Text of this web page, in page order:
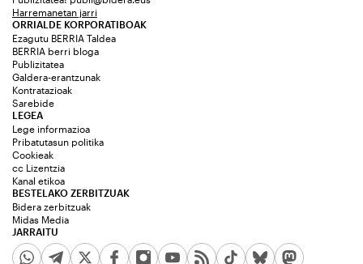
Harremanetan jarri
ORRIALDE KORPORATIBOAK
Ezagutu BERRIA Taldea
BERRIA berri bloga
Publizitatea
Galdera-erantzunak
Kontratazioak
Sarebide
JARRAITU
LEGEA
Lege informazioa
Pribatutasun politika
Cookieak
cc Lizentzia
Kanal etikoa
BESTELAKO ZERBITZUAK
Bidera zerbitzuak
Midas Media